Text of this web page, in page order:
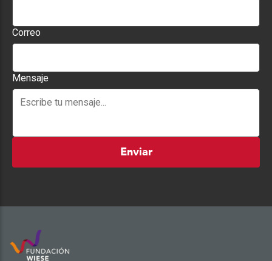
Correo
Mensaje
Enviar